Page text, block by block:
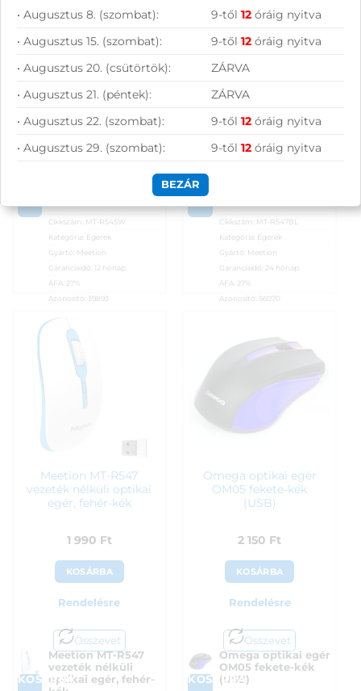
vezeték nélküli optikai
egér, fehér
KOSÁRBA
Rendelésre
Cikkszám: MT-R545W
Kategória: Egerek
Gyártó: Meetion
Garanciaidő: 12 hónap
ÁFA:
27%
Azonosító:
39893
1 990
vezeték nélküli optikai
egér, fekete
KOSÁRBA
Raktáron
KOSÁRBA
Cikkszám: MT-R547BL
Kategória: Egerek
Gyártó: Meetion
Garanciaidő:
24 hónap
ÁFA:
27%
Azonosító: 56070
Meetion MT-R547
vezeték nélküli optikai
egér, fehér-kék
1 990 Ft
KOSÁRBA
Rendelésre
Összevet
KOSÁRBA
Meetion MT-R547
vezeték nélküli
optikai egér, fehér-
Omega optikai egér
OM05 fekete-kék
(USB)
2 150 Ft
KOSÁRBA
Rendelésre
Összevet
KOSÁRBA
Omega optikai egér
OM05 fekete-kék
(USB)
• Augusztus 8. (szombat): 9-től12 óráig nyitva
• Augusztus 15. (szombat):
9-től12 óráig nyitva
• Augusztus 20. (csütörtök):
ZÁRVA
• Augusztus 21. (péntek):
ZÁRVA
• Augusztus 22. (szombat):
9-től12 óráig nyitva
• Augusztus 29. (szombat):
9-től12 óráig nyitva
BEZÁR